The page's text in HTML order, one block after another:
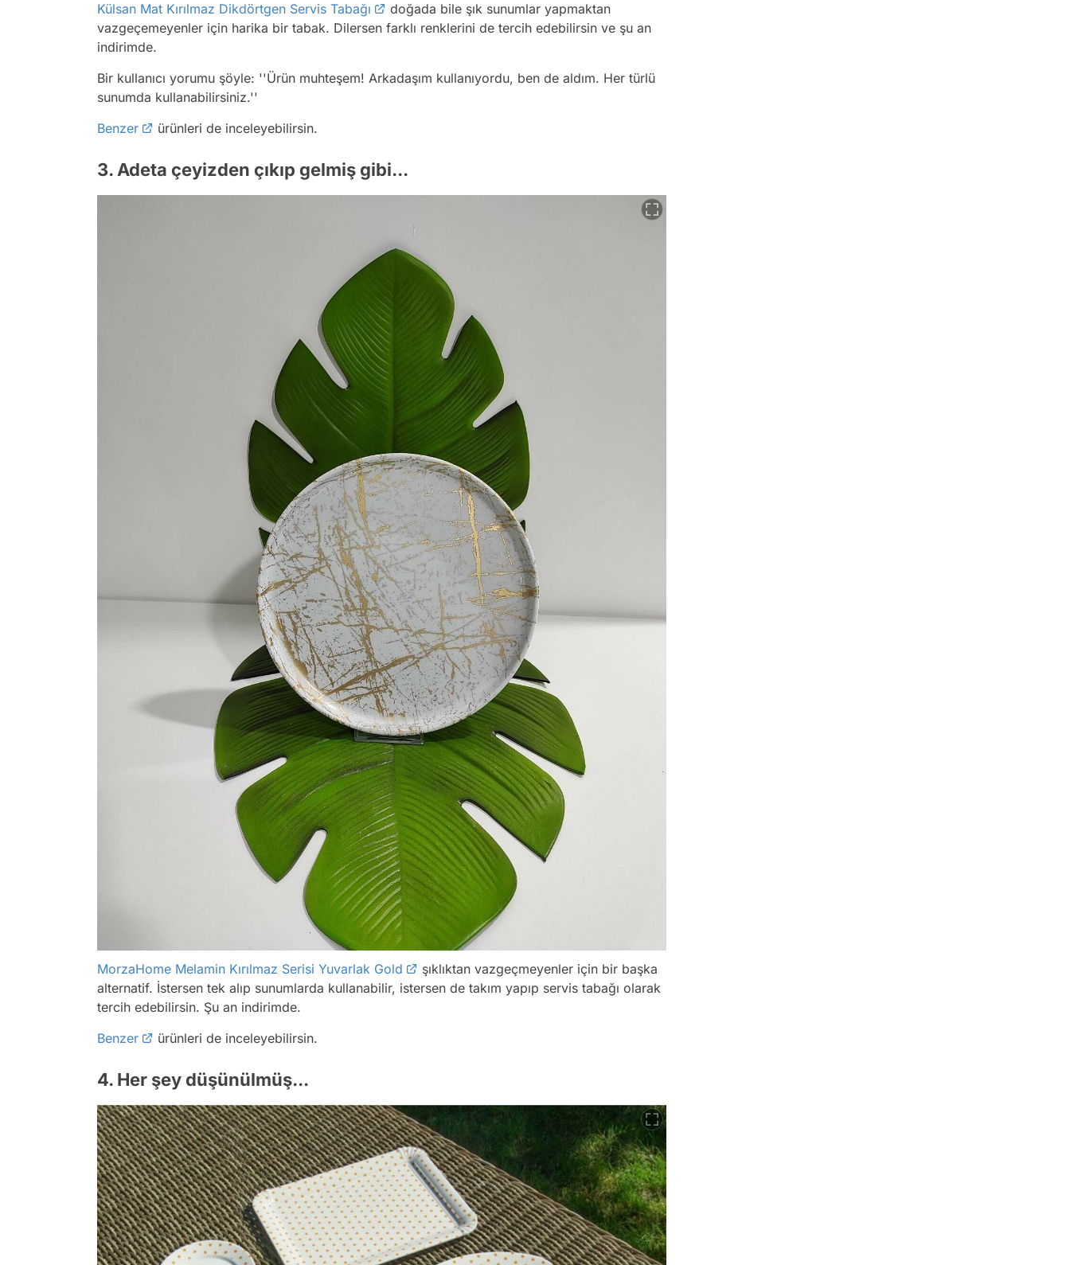
Külsan Mat Kırılmaz Dikdörtgen Servis Tabağı
doğada bile şık sunumlar yapmaktan
vazgeçemeyenler için harika bir tabak. Dilersen farklı renklerini de tercih edebilirsin ve şu an
indirimde.
Bir kullanıcı yorumu şöyle: ''Ürün muhteşem! Arkadaşım kullanıyordu, ben de aldım. Her türlü
sunumda kullanabilirsiniz.''
Benzer
ürünleri de inceleyebilirsin.
3. Adeta çeyizden çıkıp gelmiş gibi...
MorzaHome Melamin Kırılmaz Serisi Yuvarlak Gold
şıklıktan vazgeçmeyenler için bir başka
alternatif. İstersen tek alıp sunumlarda kullanabilir, istersen de takım yapıp servis tabağı olarak
tercih edebilirsin. Şu an indirimde.
Benzer
ürünleri de inceleyebilirsin.
4. Her şey düşünülmüş...